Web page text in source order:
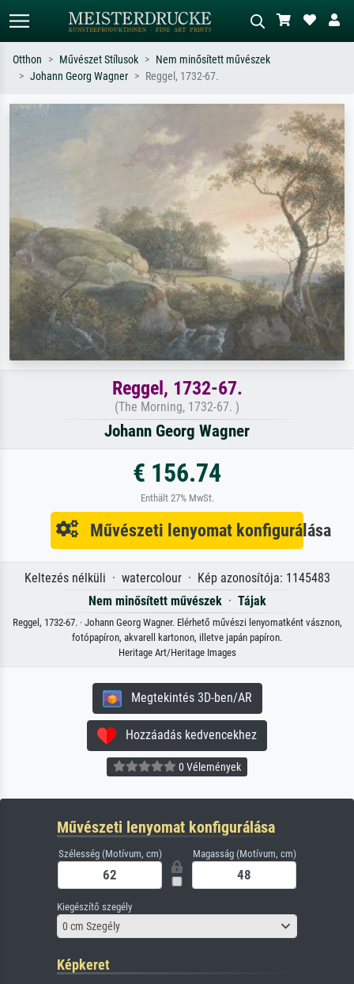
szerint – pl. Monet, Csillagos éj,
impresszionizmus, Hokusai-hullám,
Írja le a jelenetet – pl. zöld rét, sok
piros absztrakt, sötét olajkép, álló akt
egy fa mellett.
Otthon Művészet Stílusok
Nem minősített művészek
Johann Georg Wagner
Reggel, 1732-67.
Reggel, 1732-67.
(The Morning, 1732-67. )
Johann Georg Wagner
€ 156.74
Enthält 27% MwSt.
Művészeti lenyomat konfigurálása
Keltezés nélküli · watercolour · Kép azonosítója: 1145483
Nem minősített művészek· Tájak
Reggel, 1732-67. · Johann Georg Wagner. Elérhető művészi lenyomatként vásznon,
fotópapíron, akvarell kartonon, illetve japán papíron.
Heritage Art/Heritage Images
Megtekintés 3D-ben/AR
Hozzáadás kedvencekhez
0 Vélemények
Művészeti lenyomat konfigurálása
Szélesség (Motívum, cm) Magasság (Motívum, cm)
Kiegészítő szegély
0 cm Szegély
Képkeret